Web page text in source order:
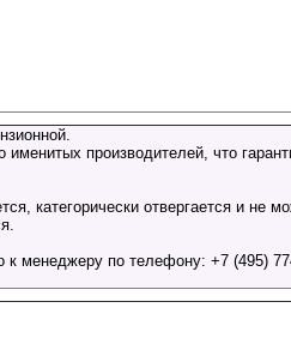
производителей, что
категорически отвергается и не
по телефону: +7 (495)